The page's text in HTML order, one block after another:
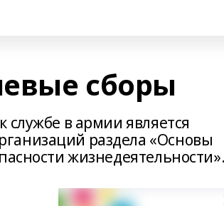
сборы
в армии является
раздела «Основы
жизнедеятельности».